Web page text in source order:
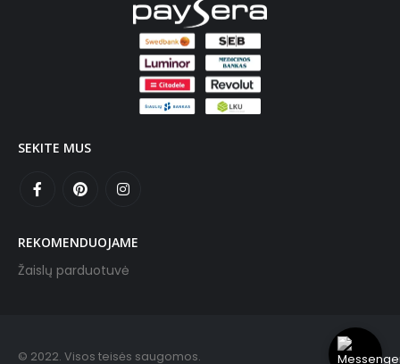
SEKITE MUS
REKOMENDUOJAME
Žaislų parduotuvė
© 2022. Visos teisės saugomos.